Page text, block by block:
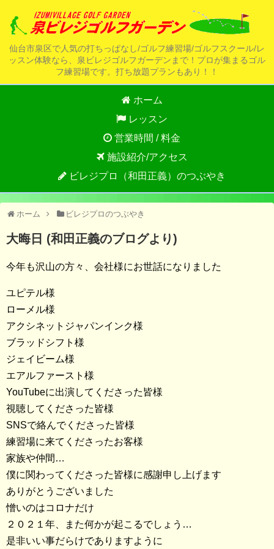
仙台市泉区で人気の打ちっぱなし/ゴルフ練習場/ゴルフスクール/レ
ッスン体験なら、泉ビレジゴルフガーデンまで！プロが集まるゴル
フ練習場です。打ち放題プランもあり！！
ホーム
レッスン
営業時間 / 料金
施設紹介/アクセス
ビレジプロ（和田正義）のつぶやき
ホーム ビレジプロのつぶやき
大晦日 (和田正義のブログより)
今年も沢山の方々、会社様にお世話になりました
ユピテル様
ローメル様
アクシネットジャパンインク様
ブラッドシフト様
ジェイビーム様
エアルファースト様
YouTubeに出演してくださった皆様
視聴してくださった皆様
SNSで絡んでくださった皆様
練習場に来てくださったお客様
家族や仲間…
僕に関わってくださった皆様に感謝申し上げます
ありがとうございました
憎いのはコロナだけ
２０２１年、また何かが起こるでしょう…
是非いい事だらけでありますように